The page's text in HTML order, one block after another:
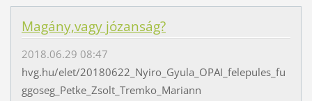
Magány,vagy józanság?
2018.06.29 08:47
hvg.hu/elet/20180622_Nyiro_Gyula_OPAI_felepules_fu
ggoseg_Petke_Zsolt_Tremko_Mariann